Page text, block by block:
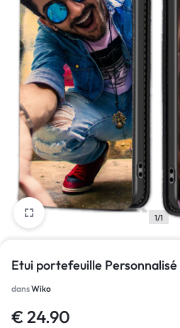
1/1
Etui portefeuille
dansWiko
€ 24.90